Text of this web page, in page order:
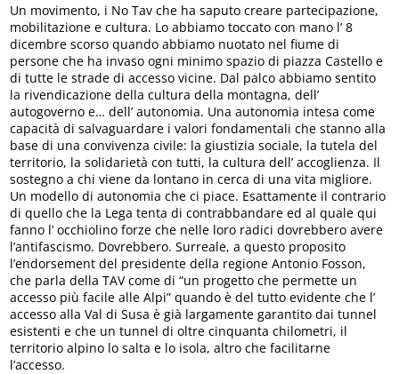
Un movimento, i No Tav che ha saputo creare partecipazione,
mobilitazione e cultura. Lo abbiamo toccato con mano l’ 8
dicembre scorso quando abbiamo nuotato nel fiume di
persone che ha invaso ogni minimo spazio di piazza Castello e
di tutte le strade di accesso vicine. Dal palco abbiamo sentito
la rivendicazione della cultura della montagna, dell’
autogoverno e… dell’ autonomia. Una autonomia intesa come
capacità di salvaguardare i valori fondamentali che stanno alla
base di una convivenza civile: la giustizia sociale, la tutela del
territorio, la solidarietà con tutti, la cultura dell’ accoglienza. Il
sostegno a chi viene da lontano in cerca di una vita migliore.
Un modello di autonomia che ci piace. Esattamente il contrario
di quello che la Lega tenta di contrabbandare ed al quale qui
fanno l’ occhiolino forze che nelle loro radici dovrebbero avere
l’antifascismo. Dovrebbero. Surreale, a questo proposito
l’endorsement del presidente della regione Antonio Fosson,
che parla della TAV come di “un progetto che permette un
accesso più facile alle Alpi” quando è del tutto evidente che l’
accesso alla Val di Susa è già largamente garantito dai tunnel
esistenti e che un tunnel di oltre cinquanta chilometri, il
territorio alpino lo salta e lo isola, altro che facilitarne
l’accesso.